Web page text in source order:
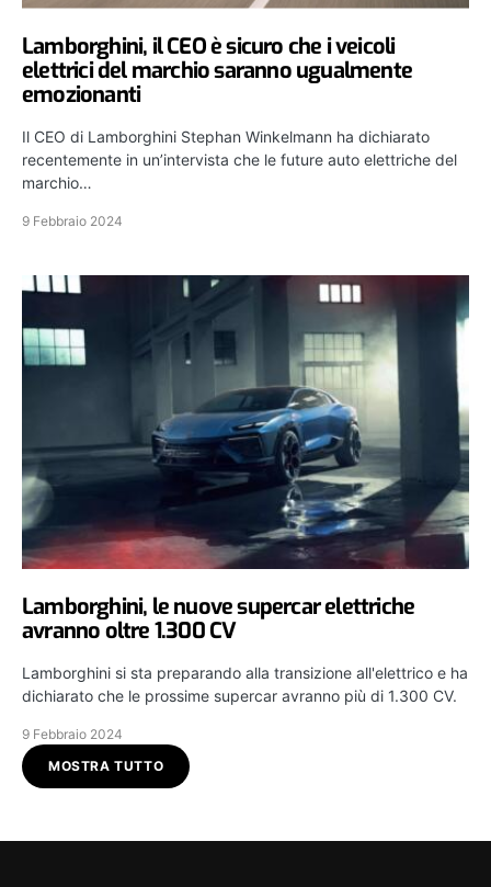
Lamborghini, il CEO è sicuro che i veicoli
elettrici del marchio saranno ugualmente
emozionanti
Il CEO di Lamborghini Stephan Winkelmann ha dichiarato
recentemente in un’intervista che le future auto elettriche del
marchio…
9 Febbraio 2024
Lamborghini, le nuove supercar elettriche
avranno oltre 1.300 CV
Lamborghini si sta preparando alla transizione all'elettrico e ha
dichiarato che le prossime supercar avranno più di 1.300 CV.
9 Febbraio 2024
MOSTRA TUTTO